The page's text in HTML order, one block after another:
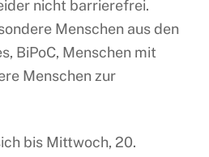
nicht barrierefrei.
Menschen aus den
BiPoC, Menschen mit
Menschen zur
bis Mittwoch, 20.